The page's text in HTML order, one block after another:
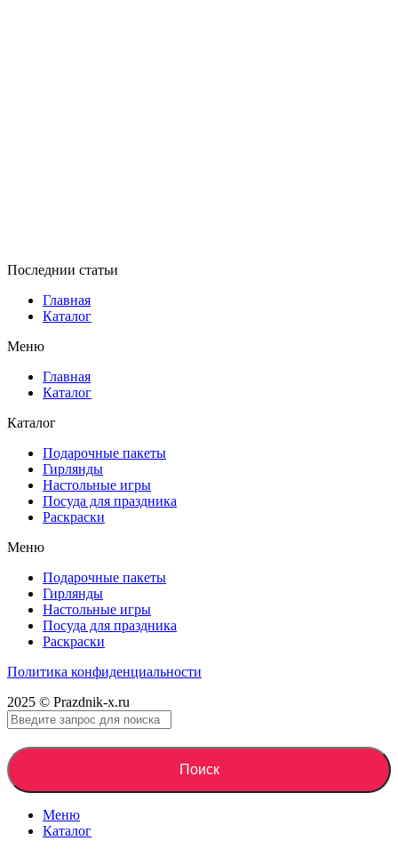
Последнии статьи
Главная
Каталог
Меню
Главная
Каталог
Каталог
Подарочные пакеты
Гирлянды
Настольные игры
Посуда для праздника
Раскраски
Меню
Подарочные пакеты
Гирлянды
Настольные игры
Посуда для праздника
Раскраски
Политика конфиденциальности
2025 © Prazdnik-x.ru
Поиск
Меню
Каталог